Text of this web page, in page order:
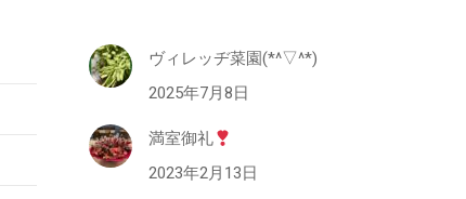
ヴィレッヂ菜園(*^▽^*)
2025年7月8日
満室御礼
2023年2月13日